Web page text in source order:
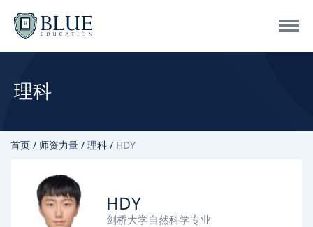
理科
首页 师资力量 理科 HDY
HDY
剑桥大学自然科学专业